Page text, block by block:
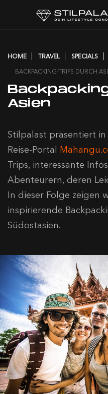
HOME TRAVEL
SPECIALS
BACKPACKING-TRIPS DURCH
Asien
Stilpalast präsentiert
Reise-Portal
Trips, interessante
Abenteurern, deren
In dieser Folge zeigen
inspirierende
Südostasien.